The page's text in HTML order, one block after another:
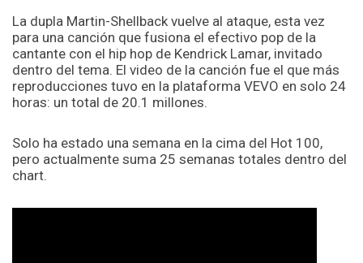
La dupla Martin-Shellback vuelve al ataque, esta vez
para una canción que fusiona el efectivo pop de la
cantante con el hip hop de Kendrick Lamar, invitado
dentro del tema. El video de la canción fue el que más
reproducciones tuvo en la plataforma VEVO en solo 24
horas: un total de 20.1 millones.
Solo ha estado una semana en la cima del Hot 100,
pero actualmente suma 25 semanas totales dentro del
chart.